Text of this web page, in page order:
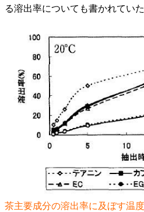
る溶出率についても書かれていた
茶主要成分の溶出率に及ぼす温